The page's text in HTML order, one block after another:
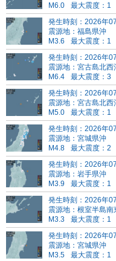
M6.0
最大震度：1
発生時刻：2026年
震源地：福島県沖
M3.6
最大震度：1
発生時刻：2026年
震源地：宮古島北西
M6.4
最大震度：3
発生時刻：2026年
震源地：宮古島北西
M5.0
最大震度：1
発生時刻：2026年
震源地：宮城県沖
M4.8
最大震度：2
発生時刻：2026年
震源地：岩手県沖
M3.9
最大震度：1
発生時刻：2026年
震源地：根室半島南
M3.3
最大震度：1
発生時刻：2026年
震源地：宮城県沖
M3.5
最大震度：1